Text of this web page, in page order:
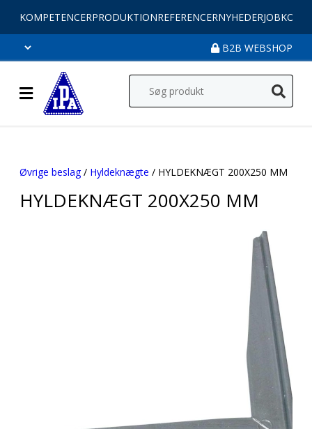
KOMPETENCERPRODUKTIONREFERENCERNYHEDERJOB
B2B WEBSHOP
Øvrige beslag/ Hyldeknægte / HYLDEKNÆGT 200X250 MM
HYLDEKNÆGT 200X250 MM